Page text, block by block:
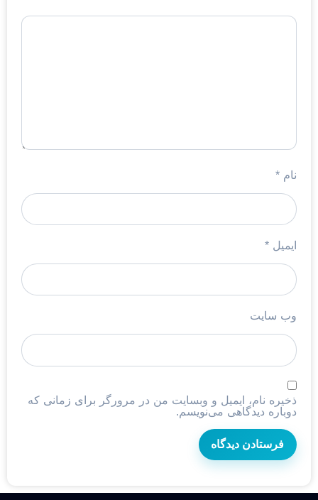
نام *
ایمیل *
وب‌ سایت
ذخیره نام، ایمیل و وبسایت من در مرورگر برای زمانی که
دوباره دیدگاهی می‌نویسم.